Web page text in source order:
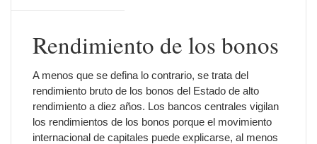
Rendimiento de los bonos
A menos que se defina lo contrario, se trata del
rendimiento bruto de los bonos del Estado de alto
rendimiento a diez años. Los bancos centrales vigilan
los rendimientos de los bonos porque el movimiento
internacional de capitales puede explicarse, al menos